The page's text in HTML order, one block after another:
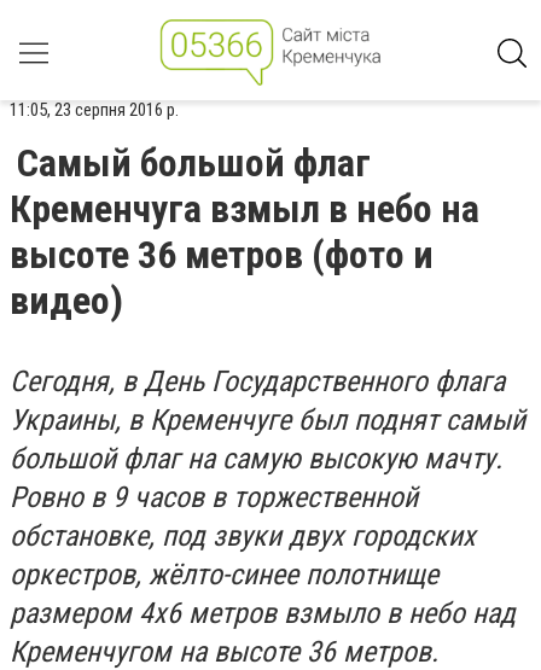
11:05, 23 серпня 2016 р.
Самый большой флаг
Кременчуга взмыл в небо на
высоте 36 метров (фото и
видео)
Сегодня, в День Государственного флага
Украины, в Кременчуге был поднят самый
большой флаг на самую высокую мачту.
Ровно в 9 часов в торжественной
обстановке, под звуки двух городских
оркестров, жёлто-синее полотнище
размером 4х6 метров взмыло в небо над
Кременчугом на высоте 36 метров.